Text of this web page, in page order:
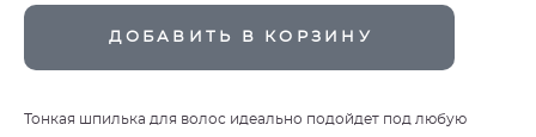
ДОБАВИТЬ В КОРЗИНУ
Тонкая шпилька для волос идеально подойдет под любую